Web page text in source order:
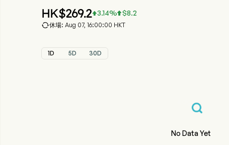
HK$269.23.14% $8.2
休場: Aug 07, 16:00:00 HKT
1D 5D 30D
No Data Yet